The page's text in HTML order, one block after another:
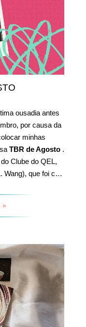
ousadia antes
por causa da
minhas
TBR de Agosto .
Clube do QEL,
Wang), que foi c…
»